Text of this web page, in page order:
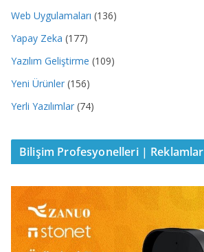
Web Uygulamaları (136)
Yapay Zeka (177)
Yazılım Geliştirme (109)
Yeni Ürünler (156)
Yerli Yazılımlar (74)
Bilişim Profesyonelleri | Reklamlar